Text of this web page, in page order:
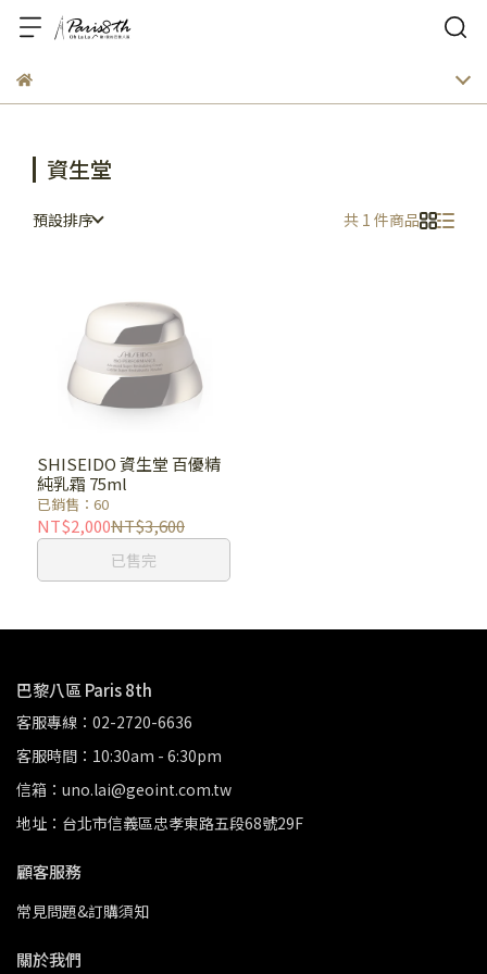
資生堂
預設排序 共 1 件商品
SHISEIDO 資生堂 百優精
純乳霜 75ml
已銷售：60
NT$2,000NT$3,600
已售完
巴黎八區 Paris 8th
客服專線：02-2720-6636
客服時間：10:30am - 6:30pm
信箱：uno.lai@geoint.com.tw
地址：台北市信義區忠孝東路五段68號29F
顧客服務
常見問題&訂購須知
關於我們